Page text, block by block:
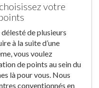
votre
de plusieurs
à la suite d’une
vous voulez
de points au sein du
là pour vous. Nous
conventionnés en